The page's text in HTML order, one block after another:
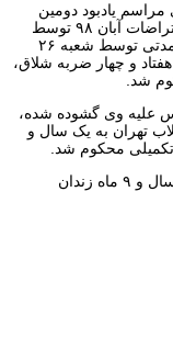
برگزاری مراسم یادبود دومین
سالگرد جانباختن ابراهیم کتابدار، از جانباختگان اعتراضات آبان ۹۸ توسط
نیروهای امنیتی در کرج بازداشت شد. وی پس از مدتی توسط شعبه ۲۶
و چهار ضربه شلاق،
شد.
علیه وی گشوده شده،
شعبه ۲۶ دادگاه انقلاب تهران به یک سال و
محکوم شد.
با حکم جدید مجموع احکام نرگس محمدی به ۱۰ سال و ۹ ماه زندان